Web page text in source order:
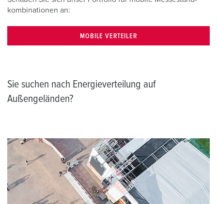
kombinationen an:
MOBILE VERTEILER
Sie suchen nach Energieverteilung auf
Außengeländen?